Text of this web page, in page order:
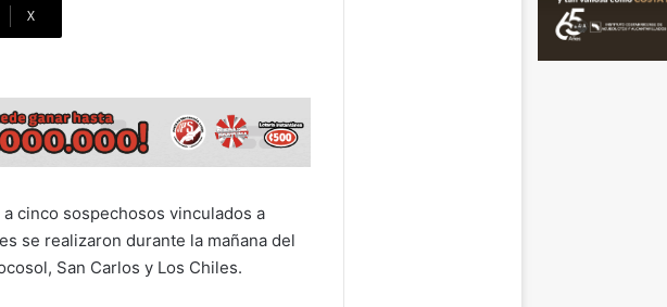
X
cinco sospechosos vinculados a
se realizaron durante la mañana del
San Carlos y Los Chiles.